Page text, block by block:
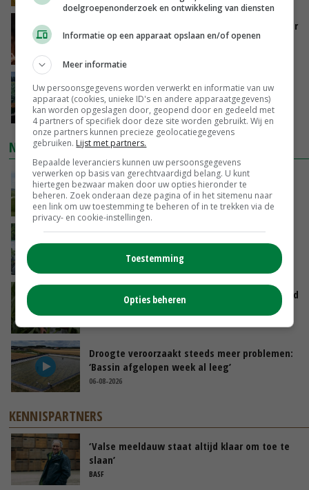
Vlaamse varkensstapel krimpt, pluimveesector
groeit door schaalvergroting
‘Cijfer jezelf niet weg en doe vooral ook waar
je gelukkig van wordt’
GISTEREN, 13:31
NIEUWSTE VIDEO'S
POAH!: John Deere 7730
GISTEREN, 10:00
Oekraïne-vlogger Kees Huizinga: ‘Bezoek van
Limburgse mais van Frijns doet het verrassend
Droogte veroorzaakt steeds meer problemen:
‘Bassin afgelopen week al leeg’
06-08-2026
KENNISPARTNERS
‘Valse meeldauw staat altijd klaar om toe te
slaan’
BASF
doelgroepenonderzoek en ontwikkeling van diensten
Informatie op een apparaat opslaan en/of openen
Meer informatie
Uw persoonsgegevens worden verwerkt en informatie van uw
apparaat (cookies, unieke ID's en andere apparaatgegevens)
kan worden opgeslagen door, geopend door en gedeeld met
4 partners of specifiek door deze site worden gebruikt. Wij en
onze partners kunnen precieze geolocatiegegevens
gebruiken. Lijst met partners.
Bepaalde leveranciers kunnen uw persoonsgegevens
verwerken op basis van gerechtvaardigd belang. U kunt
hiertegen bezwaar maken door uw opties hieronder te
beheren. Zoek onderaan deze pagina of in het sitemenu naar
een link om uw toestemming te beheren of in te trekken via de
privacy- en cookie-instellingen.
Toestemming
Opties beheren